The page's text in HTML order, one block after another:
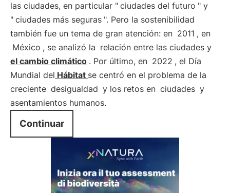
las ciudades, en particular " ciudades del futuro " y
" ciudades más seguras ". Pero la sostenibilidad
también fue un tema de gran atención: en 2011 , en
México , se analizó la relación entre las ciudades y
el cambio climático . Por último, en 2022 , el Día
Mundial del Hábitat se centró en el problema de la
creciente desigualdad y los retos en ciudades y
asentamientos humanos.
Continuar